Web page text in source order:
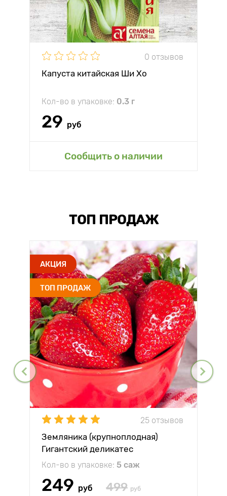
0 отзывов
Капуста китайская Ши Хо
Кол-во в упаковке: 0.3 г
29 руб
Сообщить о наличии
ТОП ПРОДАЖ
АКЦИЯ
ТОП ПРОДАЖ
25 отзывов
Земляника (крупноплодная)
Гигантский деликатес
Кол-во в упаковке: 5 саж
249 руб 499 руб